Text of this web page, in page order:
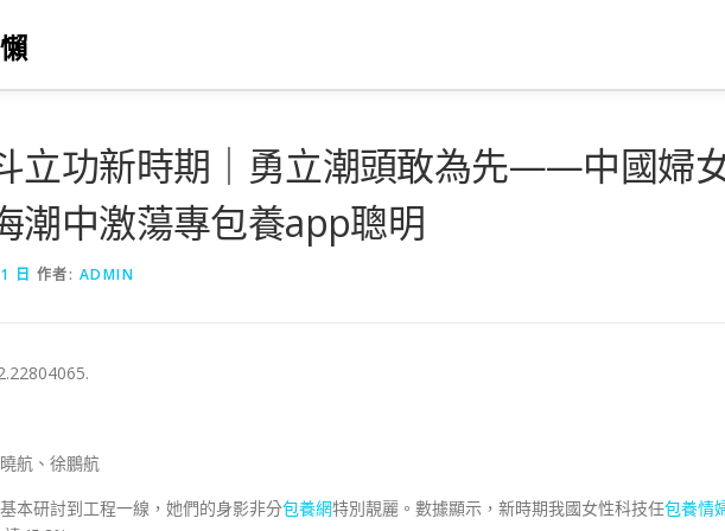
立功新時期｜勇立潮頭敢為先——中國婦
潮中激蕩專包養app聰明
日 作者: ADMIN
航、徐鵬航
本研討到工程一線，她們的身影非分包養網特別靚麗。數據顯示，新時期我國女性科技任包養情